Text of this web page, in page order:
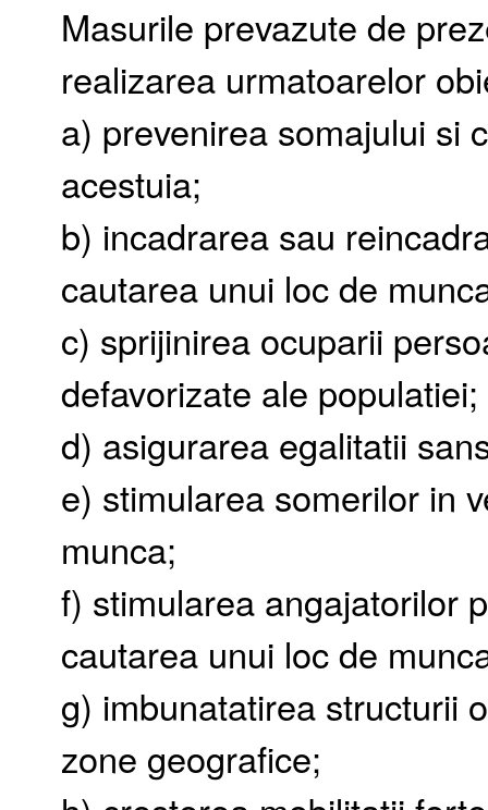
Masurile prevazute de
realizarea urmatoarelor
a) prevenirea somajului si
acestuia;
b) incadrarea sau
cautarea unui loc de
c) sprijinirea ocuparii
defavorizate ale populatiei;
d) asigurarea egalitatii
e) stimularea somerilor in
munca;
f) stimularea angajatorilor
cautarea unui loc de
g) imbunatatirea structurii
zone geografice;